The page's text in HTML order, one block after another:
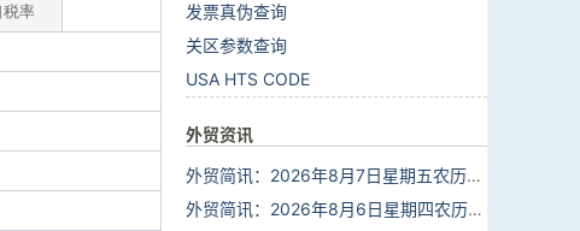
税率
发票真伪查询
关区参数查询
USA HTS CODE
外贸资讯
外贸简讯：2026年8月7日星期五农历六月廿五
外贸简讯：2026年8月6日星期四农历六月廿四